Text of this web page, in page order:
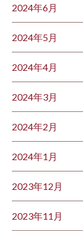
2024年6月
2024年5月
2024年4月
2024年3月
2024年2月
2024年1月
2023年12月
2023年11月